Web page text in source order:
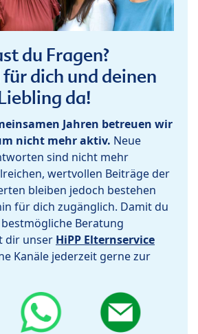
du Fragen?
dich und deinen
da!
Jahren betreuen wir
nicht mehr aktiv. Neue
sind nicht mehr
wertvollen Beiträge der
bleiben jedoch bestehen
für dich zugänglich. Damit du
Beratung
dir unser HiPP Elternservice
Kanäle jederzeit gerne zur